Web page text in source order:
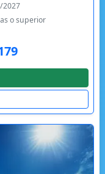
2027
o superior